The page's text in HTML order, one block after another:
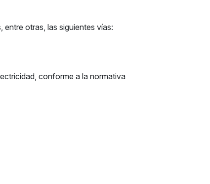
otras, las siguientes vías:
conforme a la normativa